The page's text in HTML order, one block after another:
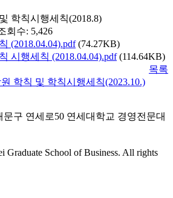
학칙시행세칙(2018.8)
회수: 5,426
(2018.04.04).pdf(74.27KB)
시행세칙 (2018.04.04).pdf(114.64KB)
목록
학칙 및 학칙시행세칙(2023.10.)
문구 연세로50 연세대학교 경영전문대
Graduate School of Business. All rights